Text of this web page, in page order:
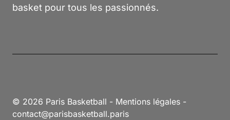
basket pour tous les passionnés.
© 2026 Paris Basketball - Mentions légales -
contact@parisbasketball.paris